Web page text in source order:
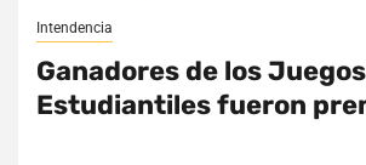
Intendencia
Ganadores de los
Estudiantiles fueron